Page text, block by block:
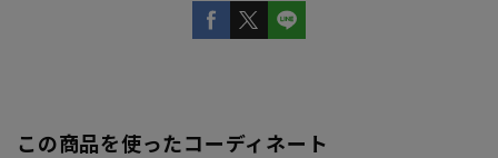
この商品を使ったコーディネート